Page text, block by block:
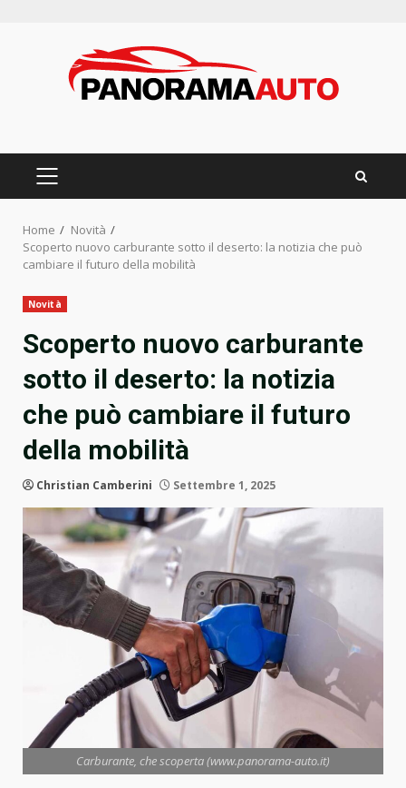
PRIMARY
Home
Novità
Scoperto nuovo carburante sotto il deserto: la notizia che può
cambiare il futuro della mobilità
Novità
Scoperto nuovo carburante
sotto il deserto: la notizia
che può cambiare il futuro
della mobilità
Christian Camberini Settembre 1, 2025
Carburante, che scoperta (www.panorama-auto.it)